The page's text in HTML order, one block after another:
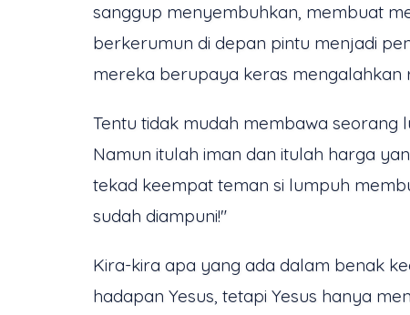
sanggup menyembuhkan, membuat
berkerumun di depan pintu menjadi
mereka berupaya keras mengalahkan
Tentu tidak mudah membawa
Namun itulah iman dan itulah harga
tekad keempat teman si lumpuh
sudah diampuni!"
Kira-kira apa yang ada dalam benak
hadapan Yesus, tetapi Yesus hanya